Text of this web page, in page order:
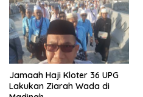
Jamaah Haji Kloter 36 UPG
Lakukan Ziarah Wada di